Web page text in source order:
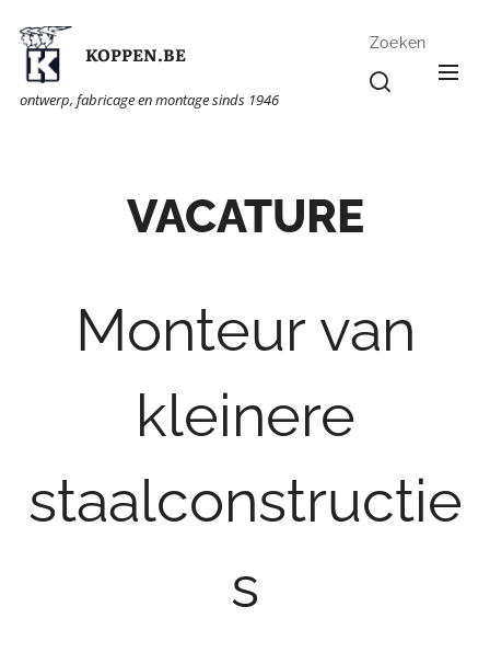
KOPPEN.BE
ontwerp, fabricage en montage sinds 1946
Zoeken
VACATURE
Monteur van
kleinere
staalconstructie
s